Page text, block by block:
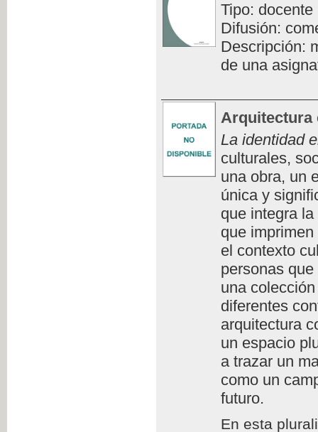
Tipo: docente
Difusión:
Descripción:
de una
Arquitectura
La identidad
culturales,
una obra, un
única y
que integra
que
el contexto
personas
una
diferentes
arquitectura
un espacio
a trazar un
como un
futuro.
En esta